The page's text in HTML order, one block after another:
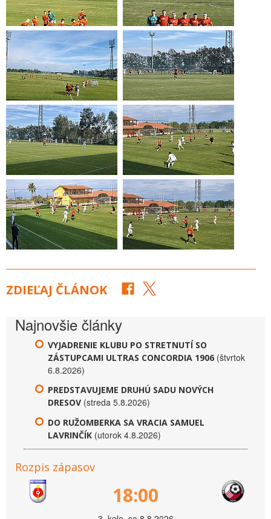
ZDIEĽAJ ČLÁNOK
Najnovšie články
VYJADRENIE KLUBU PO STRETNUTÍ SO
ZÁSTUPCAMI ULTRAS CONCORDIA 1906 (štvrtok
6.8.2026)
PREDSTAVUJEME DRUHÚ SADU NOVÝCH
DRESOV (streda 5.8.2026)
DO RUŽOMBERKA SA VRACIA SAMUEL
LAVRINČÍK (utorok 4.8.2026)
Rozpis zápasov
18:00